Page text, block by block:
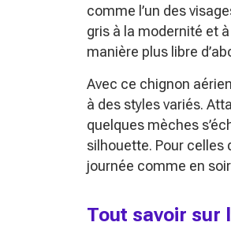
comme l’un des
gris à la modernité et
manière plus libre
Avec ce chignon
à des styles variés.
quelques mèches
silhouette. Pour celles
journée comme en
Tout savoir sur